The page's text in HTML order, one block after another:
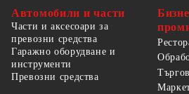
Автомобили и части
Части и аксесоари за
превозни средства
Гаражно оборудване и
инструменти
Превозни средства